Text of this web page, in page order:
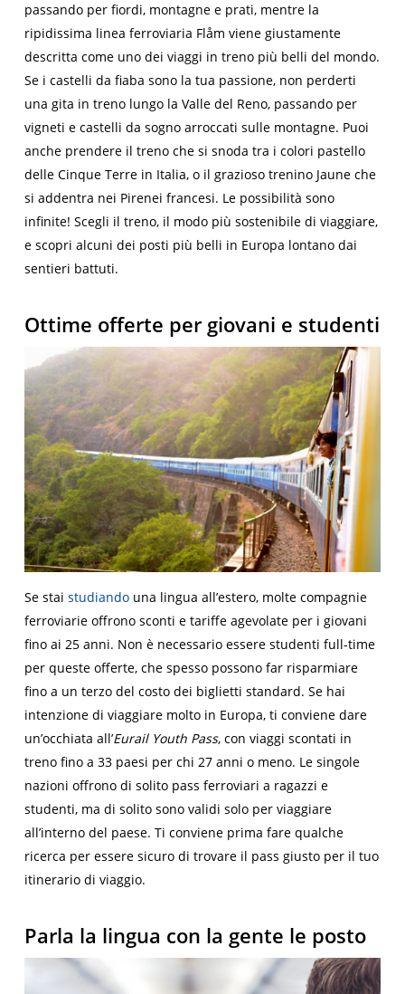
passando per fiordi, montagne e prati, mentre la
ripidissima linea ferroviaria Flåm viene giustamente
descritta come uno dei viaggi in treno più belli del mondo.
Se i castelli da fiaba sono la tua passione, non perderti
una gita in treno lungo la Valle del Reno, passando per
vigneti e castelli da sogno arroccati sulle montagne. Puoi
anche prendere il treno che si snoda tra i colori pastello
delle Cinque Terre in Italia, o il grazioso trenino Jaune che
si addentra nei Pirenei francesi. Le possibilità sono
infinite! Scegli il treno, il modo più sostenibile di viaggiare,
e scopri alcuni dei posti più belli in Europa lontano dai
sentieri battuti.
Ottime offerte per giovani e studenti
Se stai studiandouna lingua all’estero, molte compagnie
ferroviarie offrono sconti e tariffe agevolate per i giovani
fino ai 25 anni. Non è necessario essere studenti full-time
per queste offerte, che spesso possono far risparmiare
fino a un terzo del costo dei biglietti standard. Se hai
intenzione di viaggiare molto in Europa, ti conviene dare
un’occhiata all’Eurail Youth Pass, con viaggi scontati in
treno fino a 33 paesi per chi 27 anni o meno. Le singole
nazioni offrono di solito pass ferroviari a ragazzi e
studenti, ma di solito sono validi solo per viaggiare
all’interno del paese. Ti conviene prima fare qualche
ricerca per essere sicuro di trovare il pass giusto per il tuo
itinerario di viaggio.
Parla la lingua con la gente le posto